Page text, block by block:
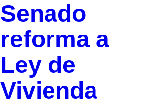
Senado
reforma a
Ley de
Vivienda